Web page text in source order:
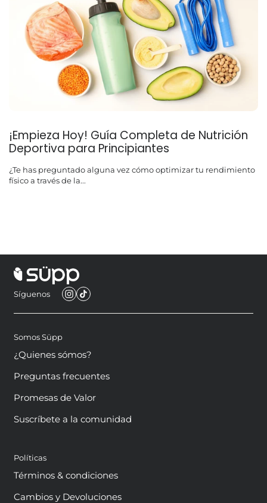
¡Empieza Hoy! Guía Completa de Nutrición
Deportiva para Principiantes
¿Te has preguntado alguna vez cómo optimizar tu rendimiento
físico a través de la...
Síguenos
Somos Süpp
¿Quienes sómos?
Preguntas frecuentes
Promesas de Valor
Suscríbete a la comunidad
Políticas
Términos & condiciones
Cambios y Devoluciones